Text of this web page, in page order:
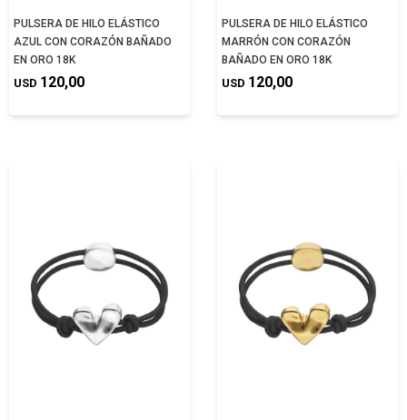
PULSERA DE HILO ELÁSTICO
AZUL CON CORAZÓN BAÑADO
EN ORO 18K
USD 120,00
PULSERA DE HILO ELÁSTICO
MARRÓN CON CORAZÓN
BAÑADO EN ORO 18K
USD 120,00